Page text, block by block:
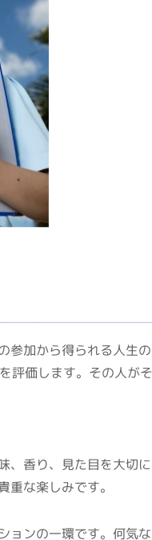
参加から得られる人生の
評価します。その人が
、香り、見た目を大切に
な楽しみです。
ョンの一環です。何気な